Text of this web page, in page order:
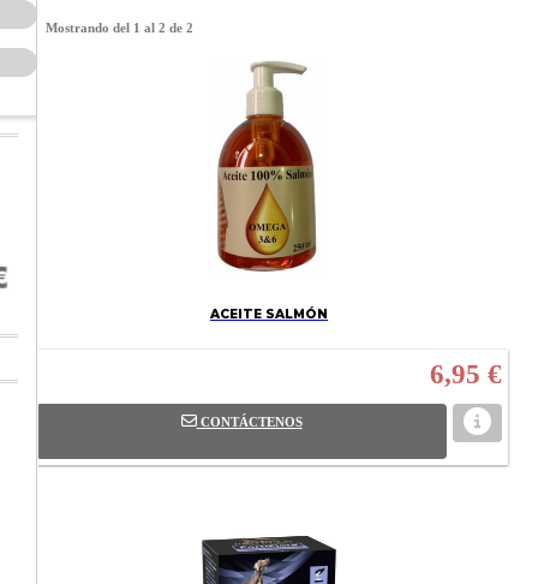
Mostrando del 1 al 2 de 2
ACEITE SALMÓN
6,95 €
CONTÁCTENOS